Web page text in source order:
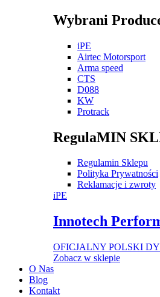
Wybrani
iPE
Airtec Motorsport
Arma speed
CTS
D088
KW
Protrack
RegulaMIN
Regulamin Sklepu
Polityka Prywatności
Reklamacje i zwroty
iPE
Innotech
OFICJALNY POLSKI
Zobacz w sklepie
O Nas
Blog
Kontakt